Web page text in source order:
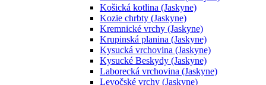
Košická kotlina (Jaskyne)
Kozie chrbty (Jaskyne)
Kremnické vrchy (Jaskyne)
Krupinská planina (Jaskyne)
Kysucká vrchovina (Jaskyne)
Kysucké Beskydy (Jaskyne)
Laborecká vrchovina (Jaskyne)
Levočské vrchy (Jaskyne)